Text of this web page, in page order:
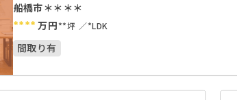
船橋市＊＊＊＊
**** 万円**坪 *LDK
間取り有